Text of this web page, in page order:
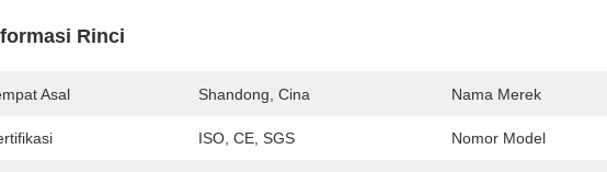
Rinci
Asal Shandong, Cina Nama Merek
ISO, CE, SGS Nomor Model